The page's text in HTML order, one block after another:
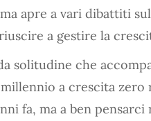
apre a vari dibattiti
a gestire la
solitudine che
a crescita
fa, ma a ben pensarci